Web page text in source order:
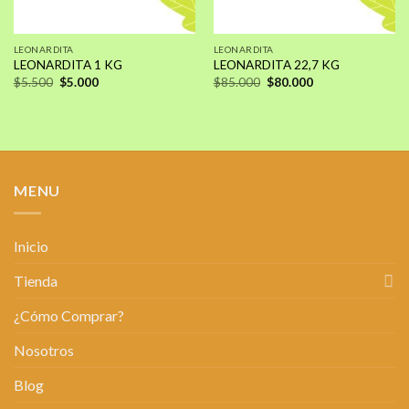
LEONARDITA
LEONARDITA 1 KG
$5.500 El
precio
$5.000El
LEONARDITA
LEONARDITA 22,7 KG
$85.000 El
precio
$80.000El
MENU
Inicio
Tienda
¿Cómo Comprar?
Nosotros
Blog